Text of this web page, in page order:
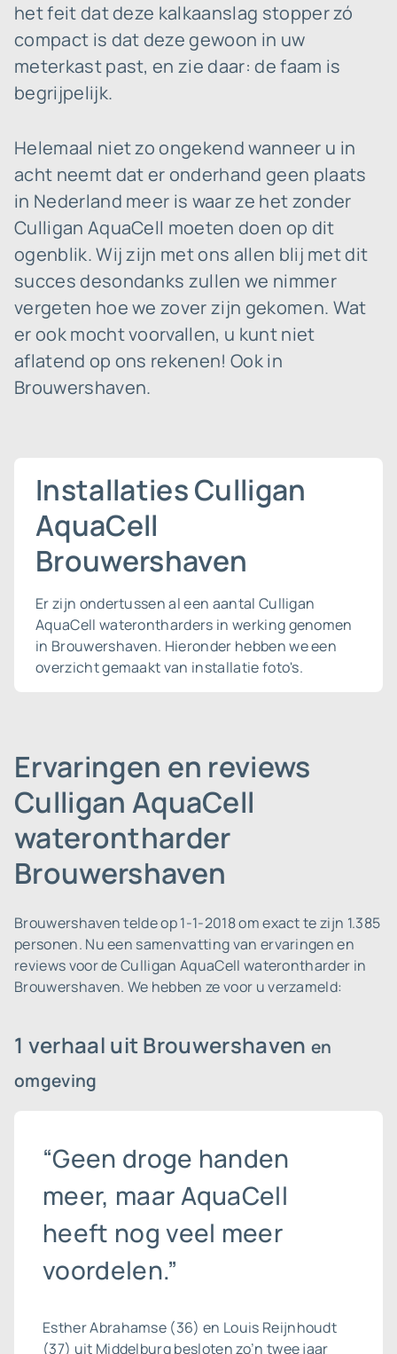
het feit dat deze kalkaanslag stopper zó
compact is dat deze gewoon in uw
meterkast past, en zie daar: de faam is
begrijpelijk.
Helemaal niet zo ongekend wanneer u in
acht neemt dat er onderhand geen plaats
in Nederland meer is waar ze het zonder
Culligan AquaCell moeten doen op dit
ogenblik. Wij zijn met ons allen blij met dit
succes desondanks zullen we nimmer
vergeten hoe we zover zijn gekomen. Wat
er ook mocht voorvallen, u kunt niet
aflatend op ons rekenen! Ook in
Brouwershaven.
Installaties Culligan
AquaCell
Brouwershaven
Er zijn ondertussen al een aantal Culligan
AquaCell waterontharders in werking genomen
in Brouwershaven. Hieronder hebben we een
overzicht gemaakt van installatie foto's.
Ervaringen en reviews
Culligan AquaCell
waterontharder
Brouwershaven
Brouwershaven telde op 1-1-2018 om exact te zijn 1.385
personen. Nu een samenvatting van ervaringen en
reviews voor de Culligan AquaCell waterontharder in
Brouwershaven. We hebben ze voor u verzameld:
1 verhaal uit Brouwershaven en
omgeving
“Geen droge handen
meer, maar AquaCell
heeft nog veel meer
voordelen.”
Esther Abrahamse (36) en Louis Reijnhoudt
(37) uit Middelburg besloten zo’n twee jaar